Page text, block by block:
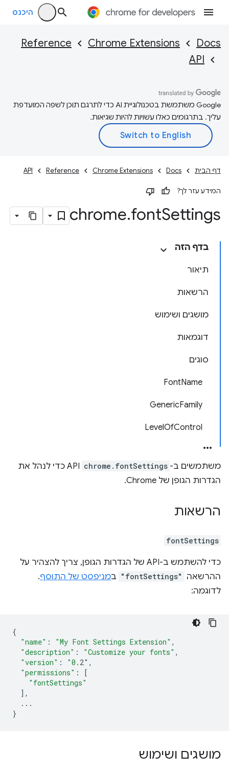
היכנס
Docs
Chrome Extensions
Reference
API
‫Google משתמשת בטכנולוגיית AI כדי לתרגם תוכן לשפה המועדפת
עליך. בתרגומים כאלו עשויות להיות שגיאות.
דף הבית Docs
Chrome Extensions
Reference
API
המידע עזר לך?
chrome.fontSettings
בדף הזה
תיאור
הרשאות
מושגים ושימוש
דוגמאות
סוגים
FontName
GenericFamily
LevelOfControl
משתמשים ב- chrome.fontSettings
API כדי לנהל את
הגדרות הגופן של Chrome.
הרשאות
fontSettings
כדי להשתמש ב-API של הגדרות הגופן, צריך להצהיר על
ההרשאה
"fontSettings" במניפסט של התוסף.
לדוגמה:
{
"name" : "My Font Settings Extension" ,
"description" : "Customize your fonts" ,
"version" : "0. 2" ,
"permissions" :
[
"fontSettings"
],
...
}
מושגים ושימוש